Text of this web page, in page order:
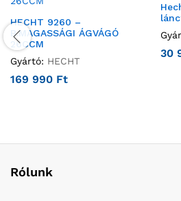
HECHT 9260 –
B.MAGASSÁGI ÁGVÁGÓ
26CCM
Gyártó: HECHT
169 990 Ft
30
Rólunk